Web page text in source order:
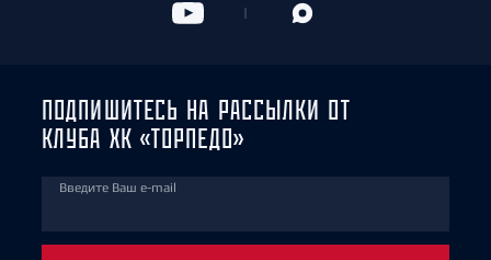
ПОДПИШИТЕСЬ НА РАССЫЛКИ ОТ
КЛУБА ХК «ТОРПЕДО»
Введите Ваш e-mail